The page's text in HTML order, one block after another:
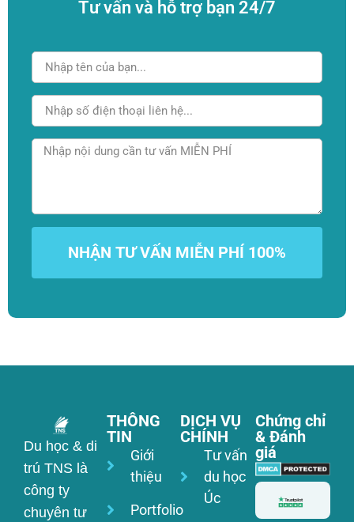
Tư vấn và hỗ trợ bạn 24/7
NHẬN TƯ VẤN MIỄN PHÍ 100%
Du học & di
trú TNS là
công ty
chuyên tư
THÔNG
TIN
Giới
thiệu
Portfolio
DỊCH VỤ
CHÍNH
Tư vấn
du học
Úc
Chứng chỉ
& Đánh
giá